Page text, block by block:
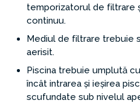
temporizatorul de filtrare
continuu.
Mediul de filtrare trebuie
aerisit.
Piscina trebuie umplută
încât intrarea și ieșirea
scufundate sub nivelul